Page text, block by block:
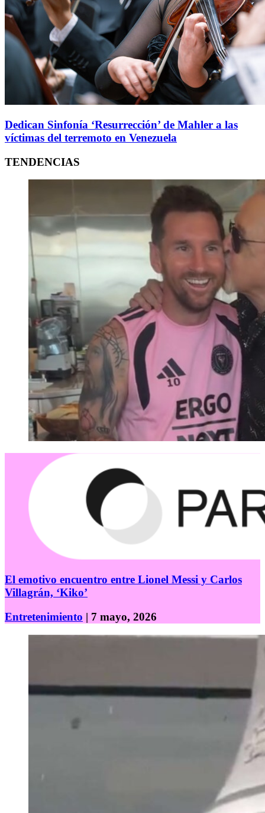
Dedican Sinfonía ‘Resurrección’ de Mahler a las
víctimas del terremoto en Venezuela
TENDENCIAS
El emotivo encuentro entre Lionel Messi y Carlos
Villagrán, ‘Kiko’
Entretenimiento | 7 mayo, 2026